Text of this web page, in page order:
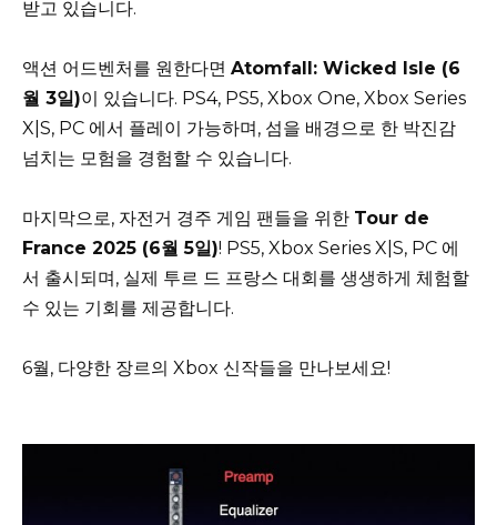
받고 있습니다.
액션 어드벤처를 원한다면 Atomfall: Wicked Isle (6
월 3일)이 있습니다. PS4, PS5, Xbox One, Xbox Series
X|S, PC 에서 플레이 가능하며, 섬을 배경으로 한 박진감
넘치는 모험을 경험할 수 있습니다.
마지막으로, 자전거 경주 게임 팬들을 위한 Tour de
France 2025 (6월 5일)! PS5, Xbox Series X|S, PC 에
서 출시되며, 실제 투르 드 프랑스 대회를 생생하게 체험할
수 있는 기회를 제공합니다.
6월, 다양한 장르의 Xbox 신작들을 만나보세요!